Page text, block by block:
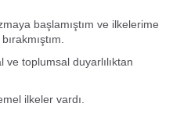
başlamıştım ve ilkelerime
toplumsal duyarlılıktan
ilkeler vardı.